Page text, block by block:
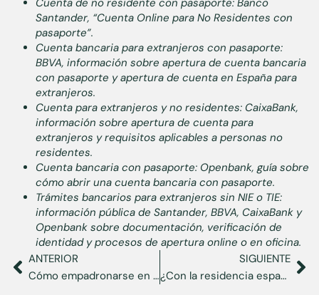
Santander, “Cuenta Online para No Residentes con
pasaporte”.
Cuenta bancaria para extranjeros con pasaporte:
BBVA, información sobre apertura de cuenta bancaria
con pasaporte y apertura de cuenta en España para
extranjeros.
Cuenta para extranjeros y no residentes: CaixaBank,
información sobre apertura de cuenta para
extranjeros y requisitos aplicables a personas no
residentes.
Cuenta bancaria con pasaporte: Openbank, guía sobre
cómo abrir una cuenta bancaria con pasaporte.
Trámites bancarios para extranjeros sin NIE o TIE:
información pública de Santander, BBVA, CaixaBank y
Openbank sobre documentación, verificación de
identidad y procesos de apertura online o en oficina.
ANTERIOR
Cómo empadronarse en España siendo extranjero y requisitos necesarios en 2026
SIGUIENTE
¿Con la residencia española puedo viajar? Guía para salir del país sin preocupaciones